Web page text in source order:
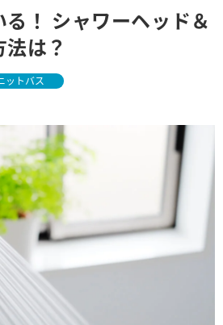
！ シャワーヘッド＆
は？
ットバス